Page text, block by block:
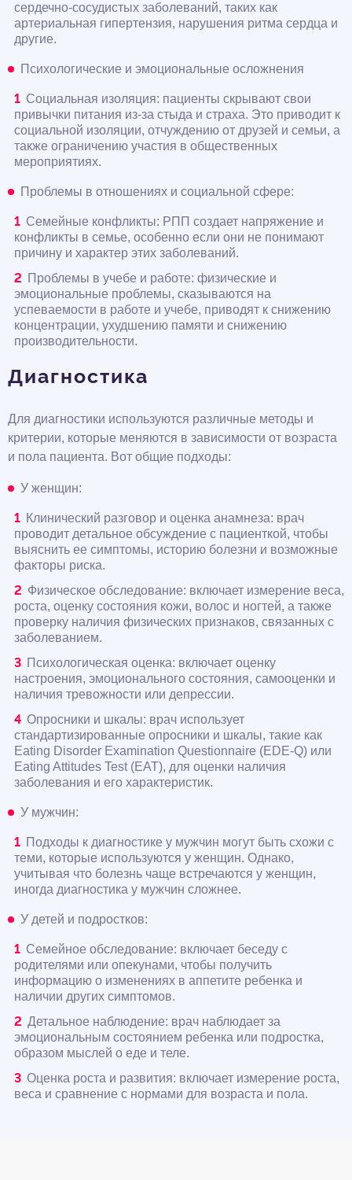
сердечно-сосудистых заболеваний, таких как
артериальная гипертензия, нарушения ритма сердца и
другие.
Психологические и эмоциональные осложнения
Социальная изоляция: пациенты скрывают свои
привычки питания из-за стыда и страха. Это приводит к
социальной изоляции, отчуждению от друзей и семьи, а
также ограничению участия в общественных
мероприятиях.
Проблемы в отношениях и социальной сфере:
Семейные конфликты: РПП создает напряжение и
конфликты в семье, особенно если они не понимают
причину и характер этих заболеваний.
Проблемы в учебе и работе: физические и
эмоциональные проблемы, сказываются на
успеваемости в работе и учебе, приводят к снижению
концентрации, ухудшению памяти и снижению
производительности.
Диагностика
Для диагностики используются различные методы и
критерии, которые меняются в зависимости от возраста
и пола пациента. Вот общие подходы:
У женщин:
Клинический разговор и оценка анамнеза: врач
проводит детальное обсуждение с пациенткой, чтобы
выяснить ее симптомы, историю болезни и возможные
факторы риска.
Физическое обследование: включает измерение веса,
роста, оценку состояния кожи, волос и ногтей, а также
проверку наличия физических признаков, связанных с
заболеванием.
Психологическая оценка: включает оценку
настроения, эмоционального состояния, самооценки и
наличия тревожности или депрессии.
Опросники и шкалы: врач использует
стандартизированные опросники и шкалы, такие как
Eating Disorder Examination Questionnaire (EDE-Q) или
Eating Attitudes Test (EAT), для оценки наличия
заболевания и его характеристик.
У мужчин:
Подходы к диагностике у мужчин могут быть схожи с
теми, которые используются у женщин. Однако,
учитывая что болезнь чаще встречаются у женщин,
иногда диагностика у мужчин сложнее.
У детей и подростков:
Семейное обследование: включает беседу с
родителями или опекунами, чтобы получить
информацию о изменениях в аппетите ребенка и
наличии других симптомов.
Детальное наблюдение: врач наблюдает за
эмоциональным состоянием ребенка или подростка,
образом мыслей о еде и теле.
Оценка роста и развития: включает измерение роста,
веса и сравнение с нормами для возраста и пола.